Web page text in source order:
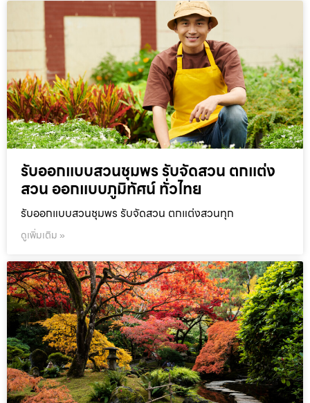
รับออกแบบสวนชุมพร รับจัดสวน ตกแต่ง
สวน ออกแบบภูมิทัศน์ ทั่วไทย
รับออกแบบสวนชุมพร รับจัดสวน ตกแต่งสวนทุก
ดูเพิ่มเติม »